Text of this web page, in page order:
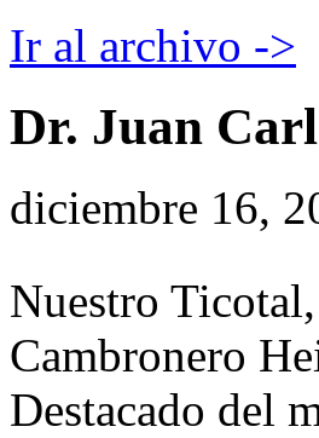
Ir al archivo ->
Dr. Juan
diciembre 16,
Nuestro
Cambronero
Destacado del